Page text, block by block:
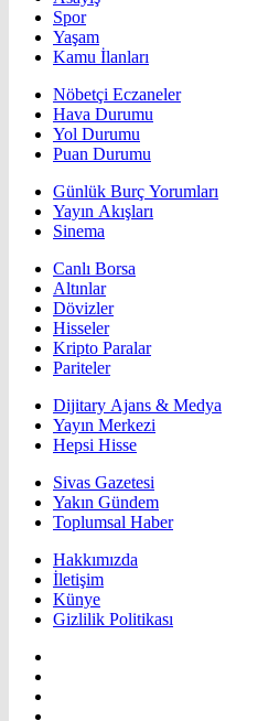
Spor
Yaşam
Kamu İlanları
Nöbetçi Eczaneler
Hava Durumu
Yol Durumu
Puan Durumu
Günlük Burç Yorumları
Yayın Akışları
Sinema
Canlı Borsa
Altınlar
Dövizler
Hisseler
Kripto Paralar
Pariteler
Dijitary Ajans & Medya
Yayın Merkezi
Hepsi Hisse
Sivas Gazetesi
Yakın Gündem
Toplumsal Haber
Hakkımızda
İletişim
Künye
Gizlilik Politikası